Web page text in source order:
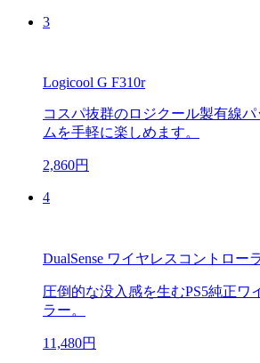
3
Logicool G F310r
コスパ抜群のロジクール製有線
ムを手軽に楽しめます。
2,860円
4
DualSense ワイヤレスコントロー
圧倒的な没入感を生むPS5純正ワ
ラー。
11,480円